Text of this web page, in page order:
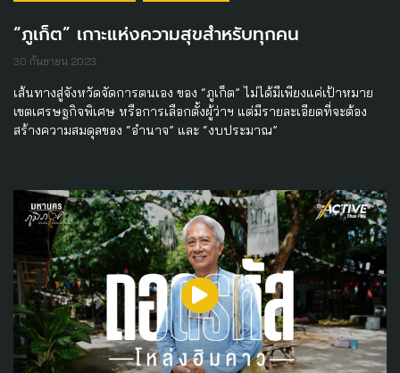
“ภูเก็ต” เกาะแห่งความสุขสำหรับทุกคน
30 กันยายน 2023
เส้นทางสู่จังหวัดจัดการตนเอง ของ “ภูเก็ต” ไม่ได้มีเพียงแค่เป้าหมาย
เขตเศรษฐกิจพิเศษ หรือการเลือกตั้งผู้ว่าฯ แต่มีรายละเอียดที่จะต้อง
สร้างความสมดุลของ “อำนาจ” และ “งบประมาณ”